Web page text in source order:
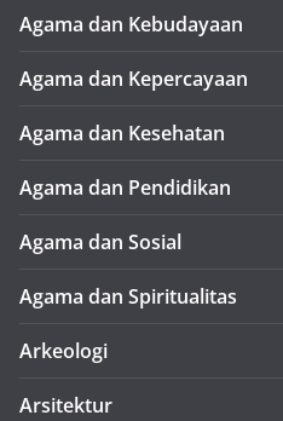
Agama dan Kebudayaan
Agama dan Kepercayaan
Agama dan Kesehatan
Agama dan Pendidikan
Agama dan Sosial
Agama dan Spiritualitas
Arkeologi
Arsitektur